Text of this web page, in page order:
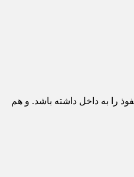
نفوذ را به داخل داشته باشد. و هم